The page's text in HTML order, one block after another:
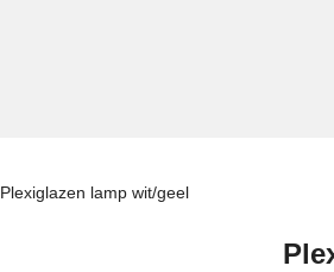
Plexiglazen lamp wit/geel